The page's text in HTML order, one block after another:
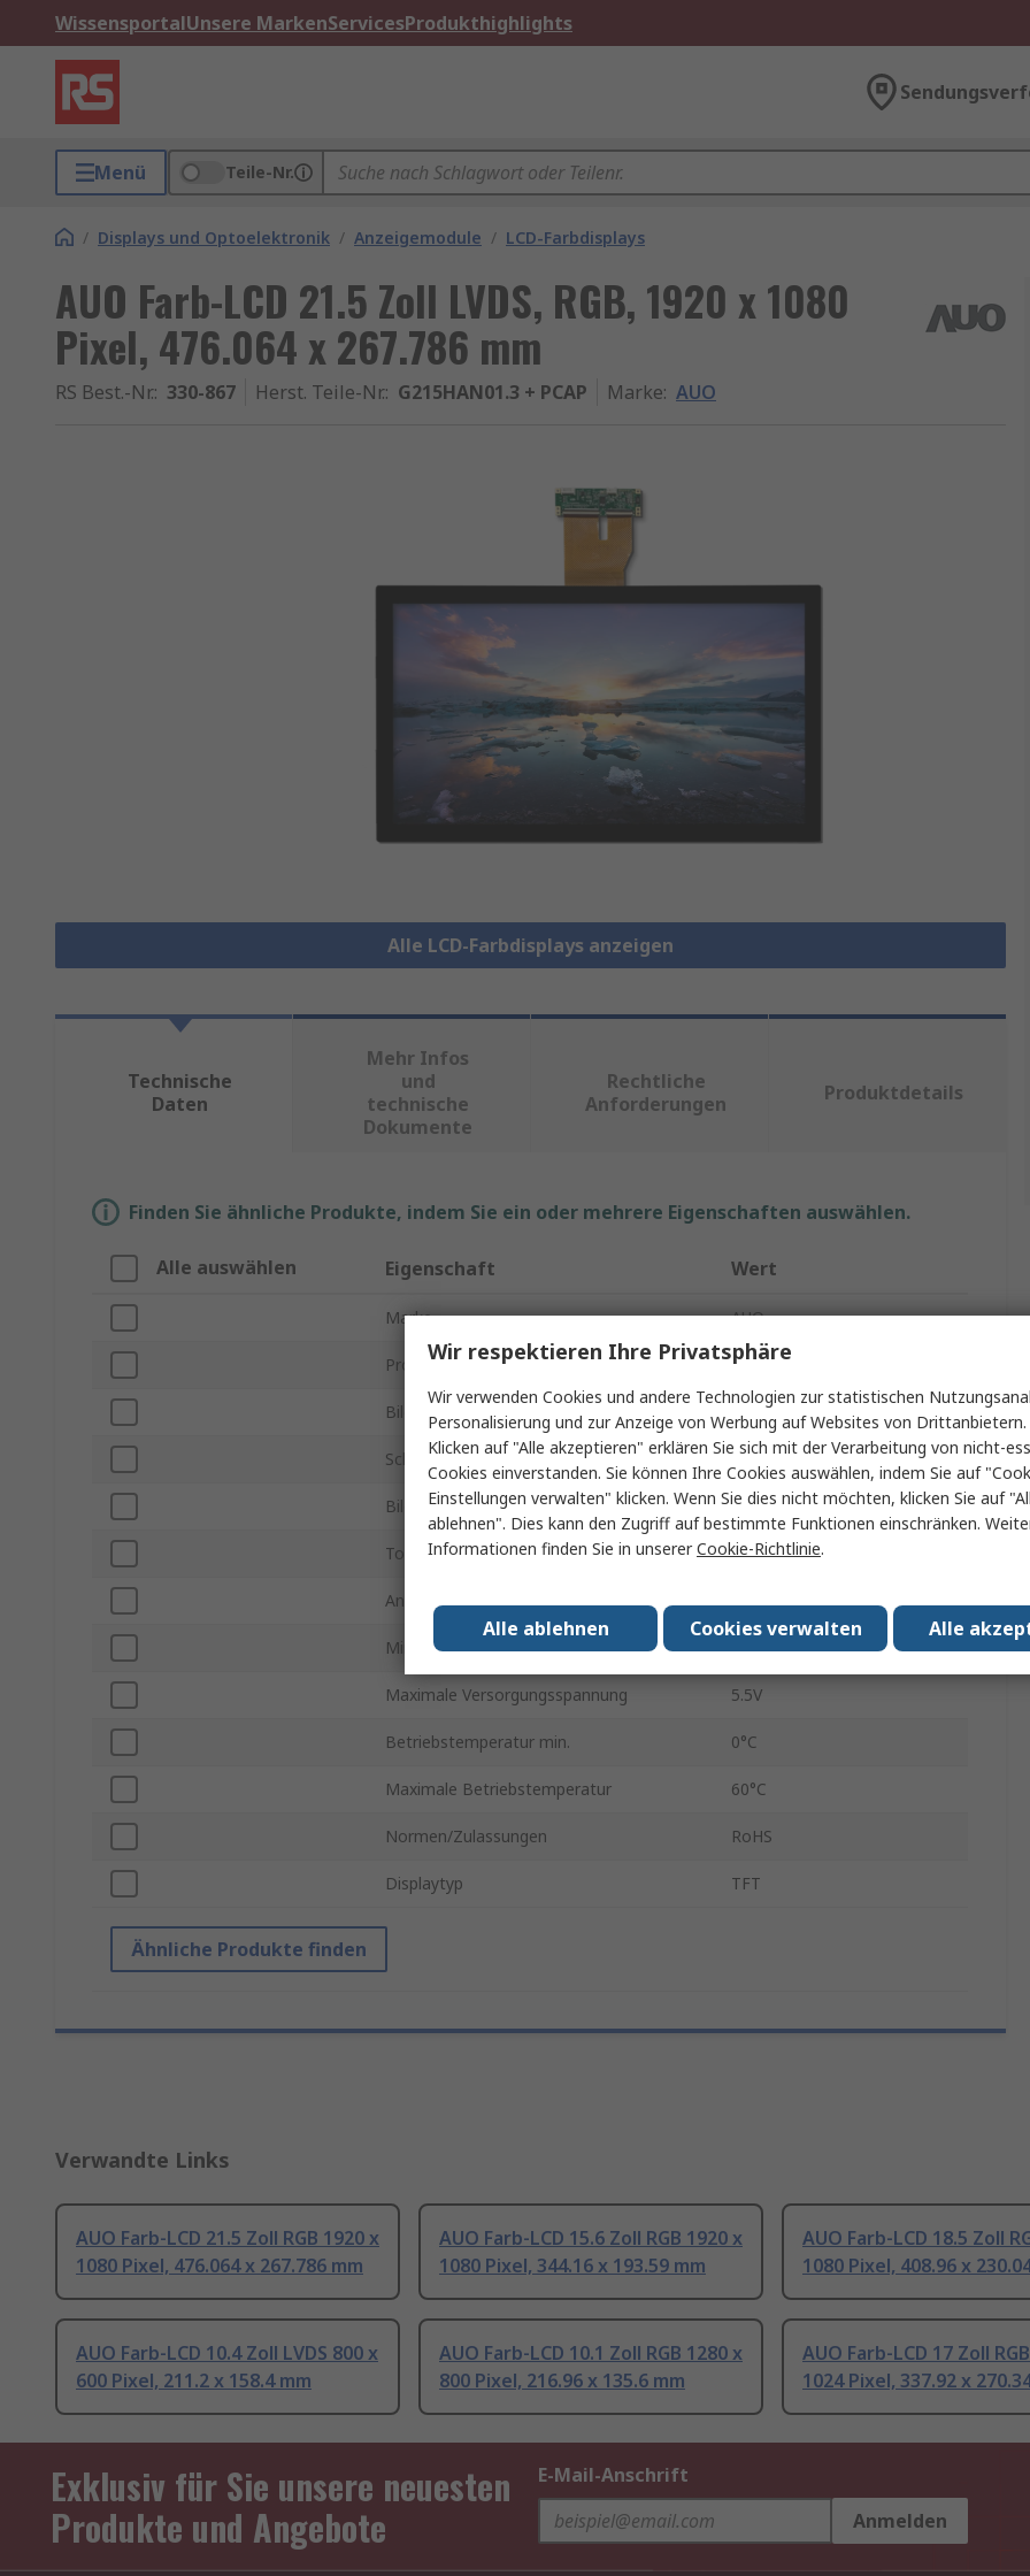
WissensportalUnsere MarkenServicesProdukthighlights
Menü Teile-Nr.
/ Displays und Optoelektronik / Anzeigemodule / LCD-Farbdisplays
AUO Farb-LCD 21.5 Zoll LVDS, RGB, 1920 x 1080
Pixel, 476.064 x 267.786 mm
RS Best.-Nr.: 330-867 Herst. Teile-Nr.: G215HAN01.3 + PCAP Marke: AUO
Alle LCD-Farbdisplays anzeigen
Technische
Daten
Mehr Infos
und
technische
Dokumente
Rechtliche
Anforderungen
Produktdetails
Finden Sie ähnliche Produkte, indem Sie ein oder mehrere Eigenschaften auswählen.
Alle auswählen Eigenschaft Wert
Marke AUO
Produkt Typ Farb-LCD
Bilddiagonale 21.5Zoll
Schnittstellentyp LVDS, RGB
Bildschirmauflösung 1920 x 1080 Pixel
Touchscreen Nein
Anzeigebereich Größe 476.064 x 267.786 mm
Minimale Versorgungsspannung 4.5V
Maximale Versorgungsspannung 5.5V
Betriebstemperatur min. 0°C
Maximale Betriebstemperatur 60°C
Normen/Zulassungen RoHS
Displaytyp TFT
Ähnliche Produkte finden
Verwandte Links
AUO Farb-LCD 21.5 Zoll RGB 1920 x
1080 Pixel, 476.064 x 267.786 mm
AUO Farb-LCD 15.6 Zoll RGB 1920 x
1080 Pixel, 344.16 x 193.59 mm
AUO Farb-LCD 18.5 Zoll
1080 Pixel, 408.96 x
AUO Farb-LCD 10.4 Zoll LVDS 800 x
600 Pixel, 211.2 x 158.4 mm
AUO Farb-LCD 10.1 Zoll RGB 1280 x
800 Pixel, 216.96 x 135.6 mm
AUO Farb-LCD 17 Zoll
1024 Pixel, 337.92 x
Exklusiv für Sie unsere neuesten
Produkte und Angebote
E-Mail-Anschrift
Anmelden
Wir respektieren Ihre Privatsphäre
Wir verwenden Cookies und andere Technologien zur statistischen
Personalisierung und zur Anzeige von Werbung auf Websites von
Klicken auf "Alle akzeptieren" erklären Sie sich mit der Verarbeitung von nicht-
Cookies einverstanden. Sie können Ihre Cookies auswählen, indem Sie auf
Einstellungen verwalten" klicken. Wenn Sie dies nicht möchten, klicken Sie auf
ablehnen". Dies kann den Zugriff auf bestimmte Funktionen einschränken.
Informationen finden Sie in unsererCookie-Richtlinie.
Alle
Cookies verwalten
Alle ablehnen